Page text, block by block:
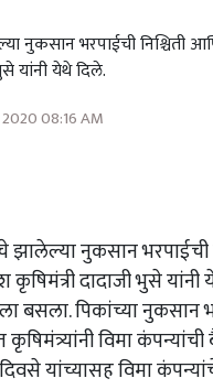
नुकसान भरपाईची निश्चिती
यांनी येथे दिले.
08:16 AM
नुकसान भरपाईची
दादाजी भुसे यांनी
बसला. पिकांच्या नुकसान
विमा
यांच्यासह विमा